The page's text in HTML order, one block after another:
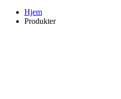
Hjem
Produkter